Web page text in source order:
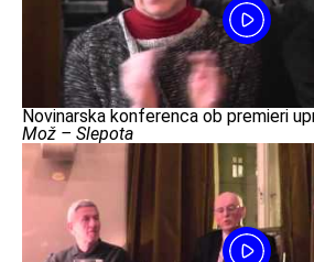
Novinarska konferenca ob premieri
Mož – Slepota